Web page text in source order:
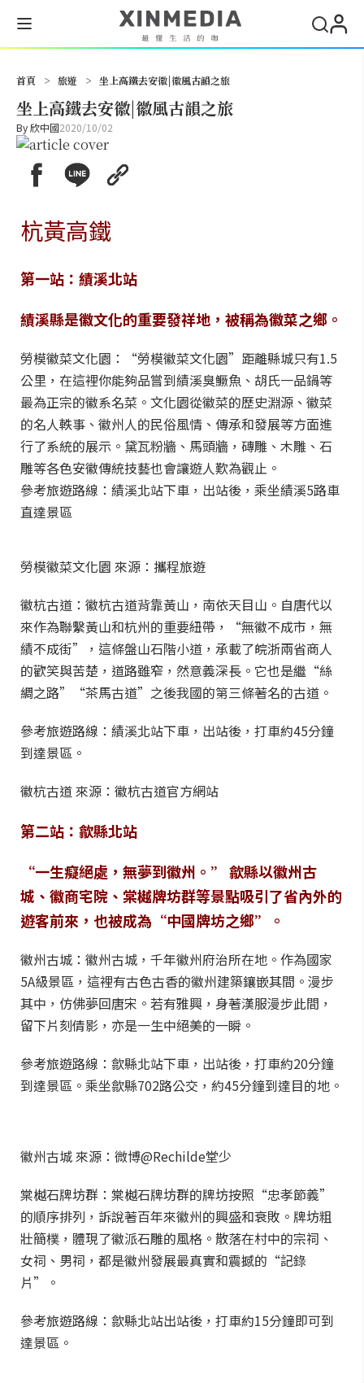
首頁 > 旅遊 > 坐上高鐵去安徽|徽風古韻之旅
坐上高鐵去安徽|徽風古韻之旅
By欣中國2020/10/02
杭黃高鐵
第一站：績溪北站
績溪縣是徽文化的重要發祥地，被稱為徽菜之鄉。
勞模徽菜文化園：“勞模徽菜文化園”距離縣城只有1.5
公里，在這裡你能夠品嘗到績溪臭鱖魚、胡氏一品鍋等
最為正宗的徽系名菜。文化園從徽菜的歷史淵源、徽菜
的名人軼事、徽州人的民俗風情、傳承和發展等方面進
行了系統的展示。黛瓦粉牆、馬頭牆，磚雕、木雕、石
雕等各色安徽傳統技藝也會讓遊人歎為觀止。
參考旅遊路線：績溪北站下車，出站後，乘坐績溪5路車
直達景區
勞模徽菜文化園 來源：攜程旅遊
徽杭古道：徽杭古道背靠黃山，南依天目山。自唐代以
來作為聯繫黃山和杭州的重要紐帶，“無徽不成市，無
績不成街”，這條盤山石階小道，承載了皖浙兩省商人
的歡笑與苦楚，道路雖窄，然意義深長。它也是繼“絲
綢之路”“茶馬古道”之後我國的第三條著名的古道。
參考旅遊路線：績溪北站下車，出站後，打車約45分鐘
到達景區。
徽杭古道 來源：徽杭古道官方網站
第二站：歙縣北站
“一生癡絕處，無夢到徽州。” 歙縣以徽州古
城、徽商宅院、棠樾牌坊群等景點吸引了省內外的
遊客前來，也被成為“中國牌坊之鄉”。
徽州古城：徽州古城，千年徽州府治所在地。作為國家
5A級景區，這裡有古色古香的徽州建築鑲嵌其間。漫步
其中，仿佛夢回唐宋。若有雅興，身著漢服漫步此間，
留下片刻倩影，亦是一生中絕美的一瞬。
參考旅遊路線：歙縣北站下車，出站後，打車約20分鐘
到達景區。乘坐歙縣702路公交，約45分鐘到達目的地。
徽州古城 來源：微博@Rechilde堂少
棠樾石牌坊群：棠樾石牌坊群的牌坊按照“忠孝節義”
的順序排列，訴說著百年來徽州的興盛和衰敗。牌坊粗
壯簡樸，體現了徽派石雕的風格。散落在村中的宗祠、
女祠、男祠，都是徽州發展最真實和震撼的“記錄
片”。
參考旅遊路線：歙縣北站出站後，打車約15分鐘即可到
達景區。